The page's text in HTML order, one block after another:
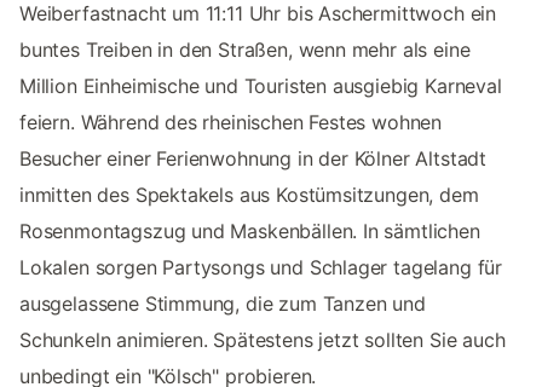
Weiberfastnacht um 11:11 Uhr bis Aschermittwoch ein
buntes Treiben in den Straßen, wenn mehr als eine
Million Einheimische und Touristen ausgiebig Karneval
feiern. Während des rheinischen Festes wohnen
Besucher einer Ferienwohnung in der Kölner Altstadt
inmitten des Spektakels aus Kostümsitzungen, dem
Rosenmontagszug und Maskenbällen. In sämtlichen
Lokalen sorgen Partysongs und Schlager tagelang für
ausgelassene Stimmung, die zum Tanzen und
Schunkeln animieren. Spätestens jetzt sollten Sie auch
unbedingt ein "Kölsch" probieren.